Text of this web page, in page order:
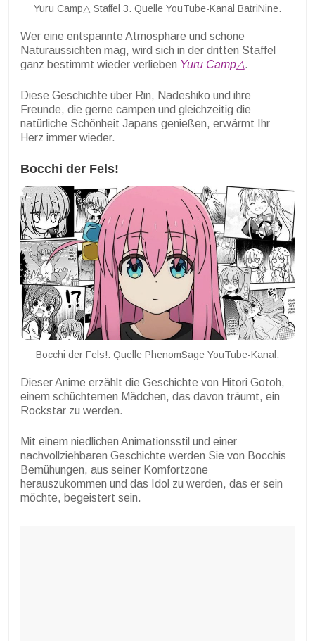
Yuru Camp△ Staffel 3. Quelle YouTube-Kanal BatriNine.
Wer eine entspannte Atmosphäre und schöne
Naturaussichten mag, wird sich in der dritten Staffel
ganz bestimmt wieder verlieben Yuru Camp△.
Diese Geschichte über Rin, Nadeshiko und ihre
Freunde, die gerne campen und gleichzeitig die
natürliche Schönheit Japans genießen, erwärmt Ihr
Herz immer wieder.
Bocchi der Fels!
Bocchi der Fels!. Quelle PhenomSage YouTube-Kanal.
Dieser Anime erzählt die Geschichte von Hitori Gotoh,
einem schüchternen Mädchen, das davon träumt, ein
Rockstar zu werden.
Mit einem niedlichen Animationsstil und einer
nachvollziehbaren Geschichte werden Sie von Bocchis
Bemühungen, aus seiner Komfortzone
herauszukommen und das Idol zu werden, das er sein
möchte, begeistert sein.